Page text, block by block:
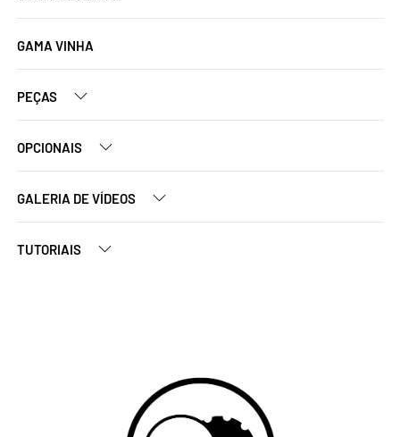
GAMA VINHA
PEÇAS
OPCIONAIS
GALERIA DE VÍDEOS
TUTORIAIS